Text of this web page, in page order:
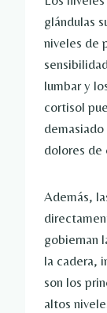
glándulas
niveles de
lumbar y
cortisol
dolores de
Además,
gobiernan
la cadera,
son los
altos